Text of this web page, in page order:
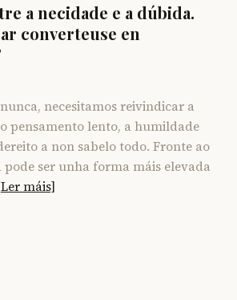
a necidade e a dúbida.
converteuse en
necesitamos reivindicar a
pensamento lento, a humildade
a non sabelo todo. Fronte ao
ser unha forma máis elevada
máis]